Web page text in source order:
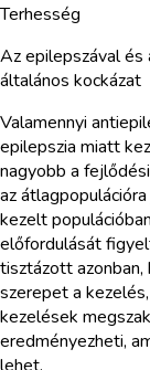
Terhesség
Az epilepszával
általános kockázat
Valamennyi
epilepszia miatt
nagyobb a
az
kezelt
előfordulását
tisztázott
szerepet a
kezelések
eredményezheti,
lehet.